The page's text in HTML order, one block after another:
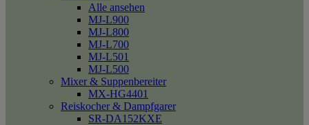
Alle ansehen
MJ-L900
MJ-L800
MJ-L700
MJ-L501
MJ-L500
Mixer & Suppenbereiter
MX-HG4401
Reiskocher & Dampfgarer
SR-DA152KXE